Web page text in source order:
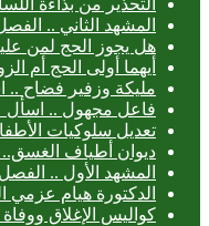
التحذير من بذاءة
المشهد الثاني ..
هل يجوز الحج لمن
أيهما أولى الحج أم
مليكة وزفير فضاح
فاعل مجهول ..
تعديل سلوكيات
ديوان أطياف
المشهد الأول ..
الدكتورة هيام عزمي
كواليس الإغلاق ووفاة